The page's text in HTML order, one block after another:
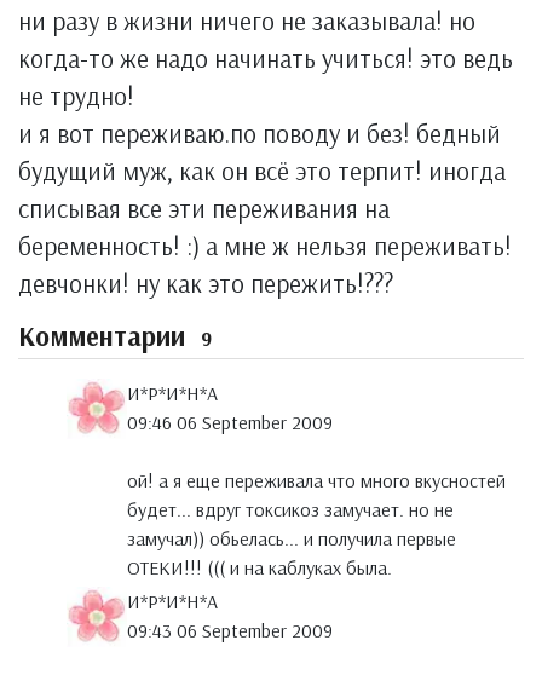
ни разу в жизни ничего не заказывала! но
когда-то же надо начинать учиться! это ведь
не трудно!
и я вот переживаю.по поводу и без! бедный
будущий муж, как он всё это терпит! иногда
списывая все эти переживания на
беременность! :) а мне ж нельзя переживать!
девчонки! ну как это пережить!???
Комментарии 9
И*Р*И*Н*А
09:46 06 September 2009
ой! а я еще переживала что много вкусностей
будет... вдруг токсикоз замучает. но не
замучал)) обьелась... и получила первые
ОТЕКИ!!! ((( и на каблуках была.
И*Р*И*Н*А
09:43 06 September 2009